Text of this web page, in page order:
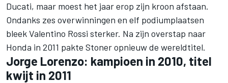
Ducati, maar moest het jaar erop zijn kroon afstaan.
Ondanks zes overwinningen en elf podiumplaatsen
bleek Valentino Rossi sterker. Na zijn overstap naar
Honda in 2011 pakte Stoner opnieuw de wereldtitel.
Jorge Lorenzo: kampioen in 2010, titel
kwijt in 2011